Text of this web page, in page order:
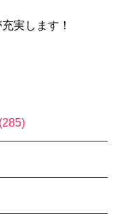
実します！